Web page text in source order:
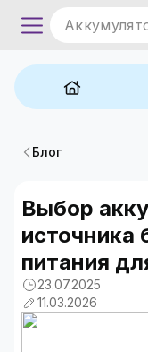
Блог
Выбор
источника
питания
23.07.2025
11.03.2026